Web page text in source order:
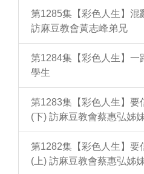
第1285集【彩色人生】混
訪麻豆教會黃志峰弟兄
第1284集【彩色人生】一
學生
第1283集【彩色人生】要
(下) 訪麻豆教會蔡惠弘姊
第1282集【彩色人生】要
(上) 訪麻豆教會蔡惠弘姊